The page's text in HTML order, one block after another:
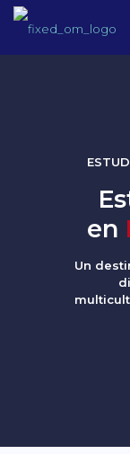
en
Un